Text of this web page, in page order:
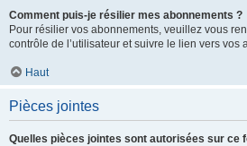
Comment puis-je résilier mes abonnements ?
Pour résilier vos abonnements, veuillez vous
contrôle de l’utilisateur et suivre le lien vers vos
Haut
Pièces jointes
Quelles pièces jointes sont autorisées sur ce